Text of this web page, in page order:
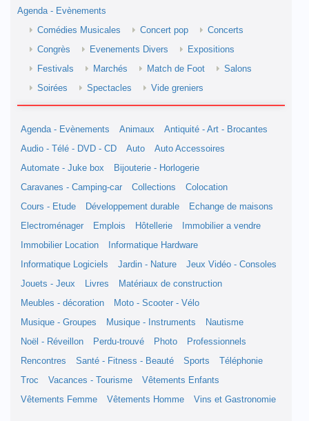
Agenda - Evènements
Comédies Musicales
Concert pop
Concerts
Congrès
Evenements Divers
Expositions
Festivals
Marchés Match de Foot
Salons
Soirées
Spectacles Vide greniers
Agenda - Evènements Animaux
Antiquité - Art - Brocantes
Audio - Télé - DVD - CD
Auto
Auto Accessoires
Automate - Juke box
Bijouterie - Horlogerie
Caravanes - Camping-car
Collections
Colocation
Cours - Etude
Développement durable
Echange de maisons
Electroménager
Emplois Hôtellerie
Immobilier a vendre
Immobilier Location
Informatique Hardware
Informatique Logiciels
Jardin - Nature
Jeux Vidéo - Consoles
Jouets - Jeux
Livres
Matériaux de construction
Meubles - décoration
Moto - Scooter - Vélo
Musique - Groupes
Musique - Instruments
Nautisme
Noël - Réveillon
Perdu-trouvé Photo
Professionnels
Rencontres
Santé - Fitness - Beauté Sports
Téléphonie
Troc
Vacances - Tourisme
Vêtements Enfants
Vêtements Femme
Vêtements Homme Vins et Gastronomie